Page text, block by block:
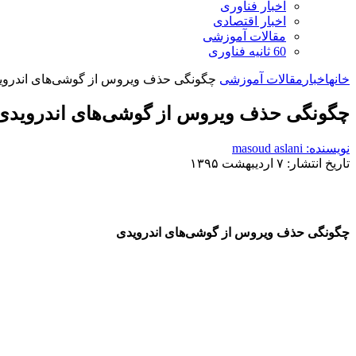
اخبار فناوری
اخبار اقتصادی
مقالات آموزشی
60 ثانیه فناوری
خانهاخبار مقالات آموزشی چگونگی حذف ویروس از گوشی‌های
چگونگی حذف ویروس از گوشی‌های
نویسنده: masoud aslani
تاریخ انتشار: ۷ اردیبهشت ۱۳۹۵
چگونگی حذف ویروس از گوشی‌های اندرویدی